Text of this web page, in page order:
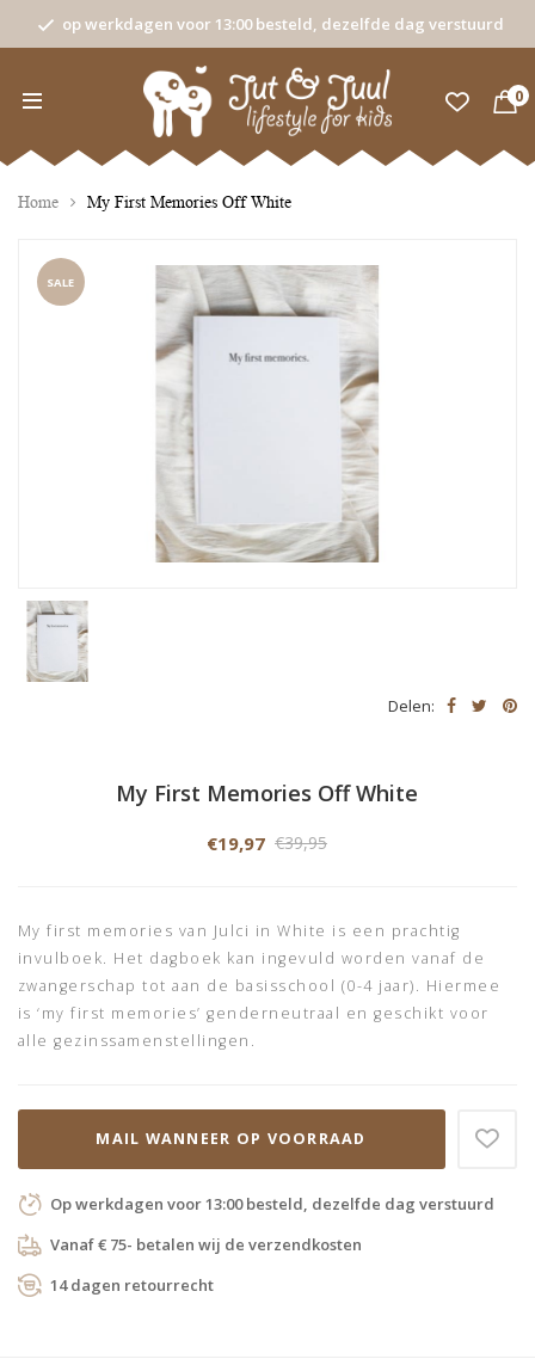
op werkdagen voor 13:00 besteld, dezelfde dag verstuurd
0
Home My First Memories Off White
SALE
Delen:
My First Memories Off White
€19,97 €39,95
My first memories van Julci in White is een prachtig
invulboek. Het dagboek kan ingevuld worden vanaf de
zwangerschap tot aan de basisschool (0-4 jaar). Hiermee
is ‘my first memories’ genderneutraal en geschikt voor
alle gezinssamenstellingen.
MAIL WANNEER OP VOORRAAD
Op werkdagen voor 13:00 besteld, dezelfde dag verstuurd
Vanaf € 75- betalen wij de verzendkosten
14 dagen retourrecht